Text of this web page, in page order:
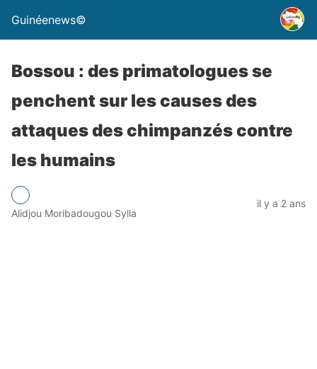
Guinéenews©
Bossou : des primatologues se
penchent sur les causes des
attaques des chimpanzés contre
les humains
Alidjou Moribadougou Sylla
il y a 2 ans